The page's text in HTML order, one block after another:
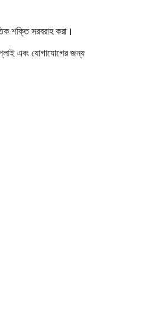
শক্তি সরবরাহ করা।
এবং যোগাযোগের জন্য